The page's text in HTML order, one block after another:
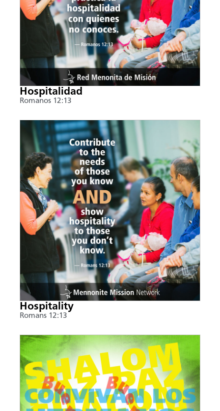
Hospitalidad
Romanos 12:13
Hospitality
Romans 12:13